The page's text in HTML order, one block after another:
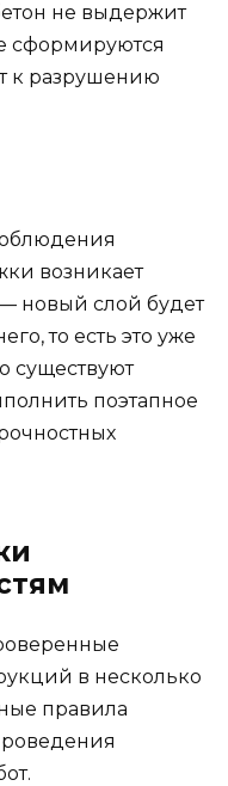
не выдержит
сформируются
к разрушению
возникает
новый слой будет
то есть это уже
существуют
поэтапное
в несколько
правила